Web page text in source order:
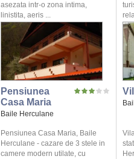
asezata intr-o zona intima,
linistita, aeris ...
Pensiunea
Casa Maria
Baile Herculane
Pensiunea Casa Maria, Baile
Herculane - cazare de 3 stele in
camere modern utilate, cu